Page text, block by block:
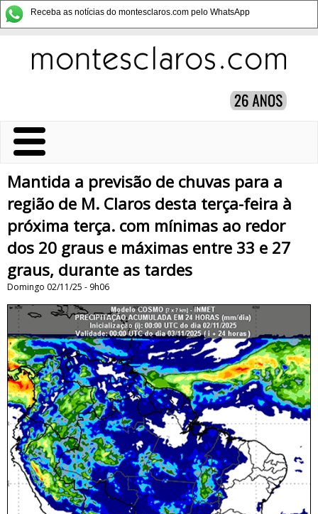
Receba as notícias do montesclaros.com pelo WhatsApp
Mantida a previsão de chuvas para a
região de M. Claros desta terça-feira à
próxima terça. com mínimas ao redor
dos 20 graus e máximas entre 33 e 27
graus, durante as tardes
Domingo 02/11/25 - 9h06